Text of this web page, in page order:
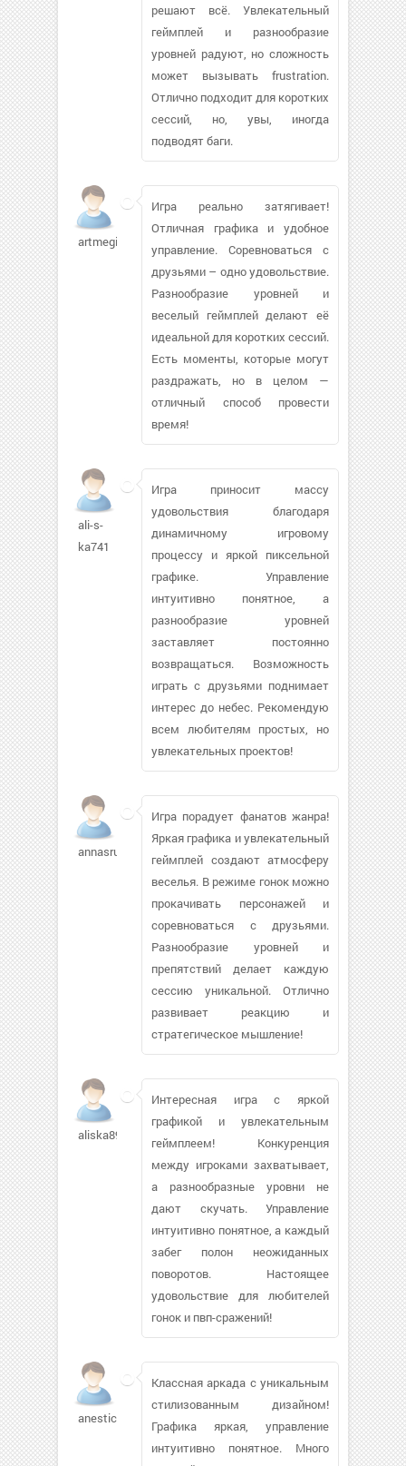
решают всё. Увлекательный
геймплей и разнообразие
уровней радуют, но сложность
может вызывать frustration.
Отлично подходит для коротких
сессий, но, увы, иногда
подводят баги.
artmegik478
Игра реально затягивает!
Отличная графика и удобное
управление. Соревноваться с
друзьями – одно удовольствие.
Разнообразие уровней и
веселый геймплей делают её
идеальной для коротких сессий.
Есть моменты, которые могут
раздражать, но в целом —
отличный способ провести
время!
ali-s-
ka741
Игра приносит массу
удовольствия благодаря
динамичному игровому
процессу и яркой пиксельной
графике. Управление
интуитивно понятное, а
разнообразие уровней
заставляет постоянно
возвращаться. Возможность
играть с друзьями поднимает
интерес до небес. Рекомендую
всем любителям простых, но
увлекательных проектов!
annasru740
Игра порадует фанатов жанра!
Яркая графика и увлекательный
геймплей создают атмосферу
веселья. В режиме гонок можно
прокачивать персонажей и
соревноваться с друзьями.
Разнообразие уровней и
препятствий делает каждую
сессию уникальной. Отлично
развивает реакцию и
стратегическое мышление!
aliska8998
Интересная игра с яркой
графикой и увлекательным
геймплеем! Конкуренция
между игроками захватывает,
а разнообразные уровни не
дают скучать. Управление
интуитивно понятное, а каждый
забег полон неожиданных
поворотов. Настоящее
удовольствие для любителей
гонок и пвп-сражений!
anestick
Классная аркада с уникальным
стилизованным дизайном!
Графика яркая, управление
интуитивно понятное. Много